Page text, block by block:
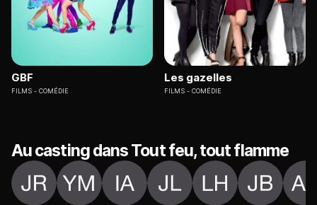
GBF
FILMS COMÉDIE
Les gazelles
FILMS COMÉDIE
Au casting dans Tout feu, tout flamme